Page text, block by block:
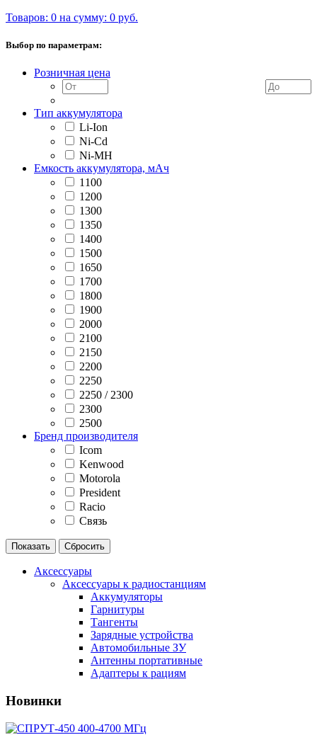
Товаров: 0 на сумму: 0 руб.
Выбор по параметрам:
Розничная цена
Тип аккумулятора
Li-Ion
Ni-Cd
Ni-MH
Емкость аккумулятора, мАч
1100
1200
1300
1350
1400
1500
1650
1700
1800
1900
2000
2100
2150
2200
2250
2250 / 2300
2300
2500
Бренд производителя
Icom
Kenwood
Motorola
President
Racio
Связь
Аксессуары
Аксессуары к радиостанциям
Аккумуляторы
Гарнитуры
Тангенты
Зарядные устройства
Автомобильные ЗУ
Антенны портативные
Адаптеры к рациям
Новинки